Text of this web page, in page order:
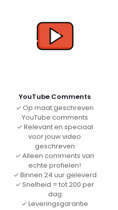
YouTube Comments
✓ Op maat geschreven
YouTube comments
✓ Relevant en speciaal
voor jouw video
geschreven
✓ Alleen comments van
echte profielen!
✓ Binnen 24 uur geleverd
✓ Snelheid = tot 200 per
dag
✓ Leveringsgarantie